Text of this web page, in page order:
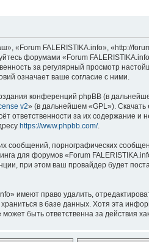
«Forum FALERISTIKA.info», «http://
форумами «Forum
за регулярный просмотр
означает ваше согласие с ними.
конференций phpBB (в
v2» (в дальнейшем «GPL»). Скачать
ответственности за их содержание
https://www.phpbb.com/.
сообщений, порнографических
для форумов «Forum
при этом ваш провайдер будет
имеют право удалить,
в базе данных. Хотя эта
быть ответственна за действия